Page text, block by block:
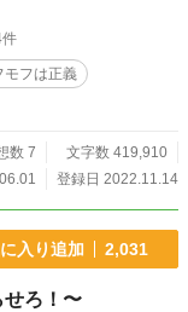
モフは正義
数 7
文字数 419,910
登録日 2022.11.14
入り追加 2,031
せろ！〜